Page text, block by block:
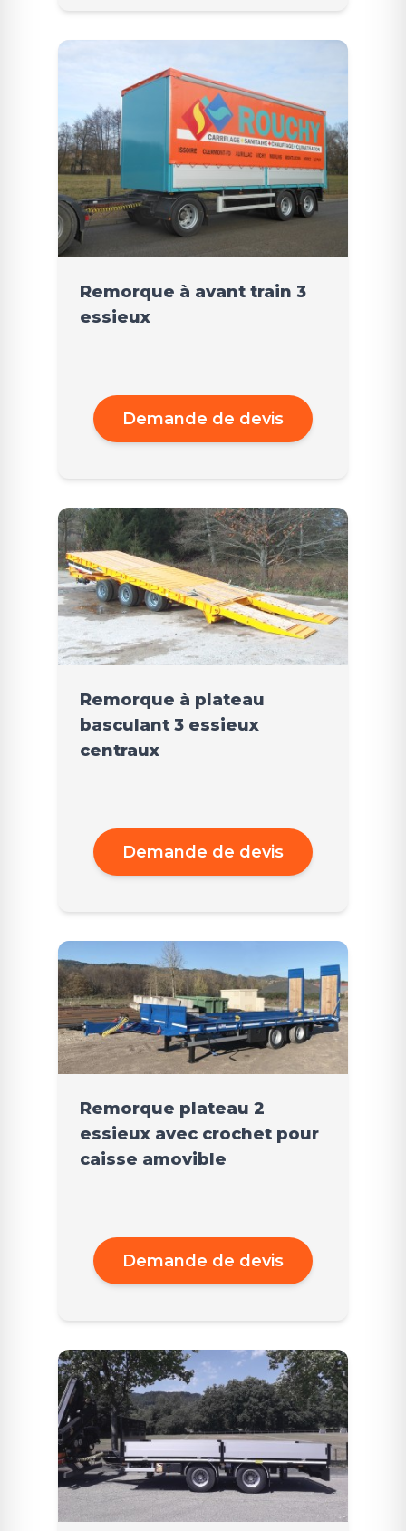
Remorque à avant train 3
essieux
Demande de devis
Remorque à plateau
basculant 3 essieux
centraux
Demande de devis
Remorque plateau 2
essieux avec crochet pour
caisse amovible
Demande de devis